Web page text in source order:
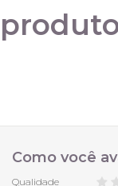
Como você
Qualidade